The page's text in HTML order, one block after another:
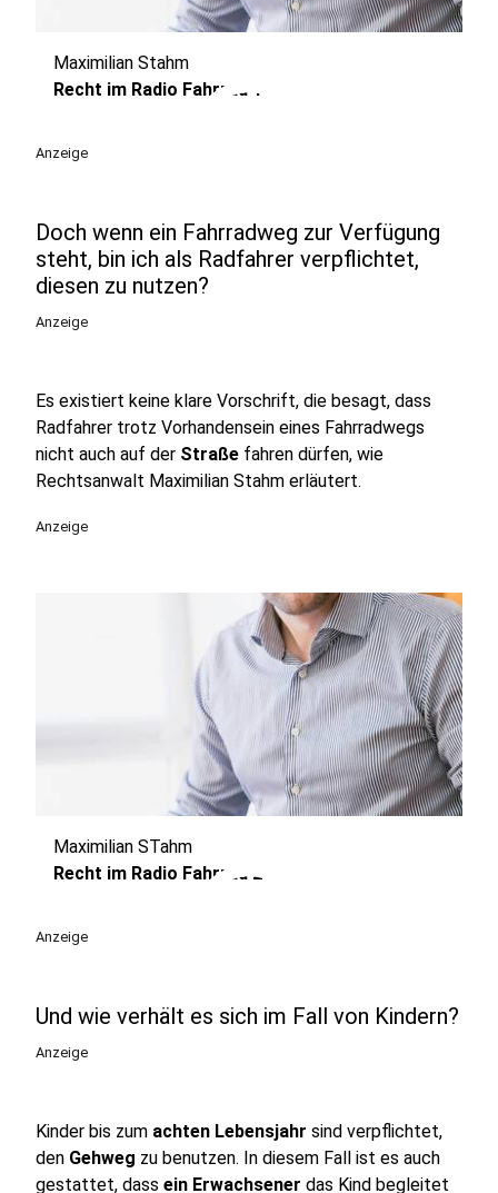
play_circle
Maximilian Stahm
Recht im Radio Fahrrad 1
Anzeige
Doch wenn ein Fahrradweg zur Verfügung
steht, bin ich als Radfahrer verpflichtet,
diesen zu nutzen?
Anzeige
Es existiert keine klare Vorschrift, die besagt, dass
Radfahrer trotz Vorhandensein eines Fahrradwegs
nicht auch auf der Straße fahren dürfen, wie
Rechtsanwalt Maximilian Stahm erläutert.
Anzeige
play_circle
Maximilian STahm
Recht im Radio Fahrrad 2
Anzeige
Und wie verhält es sich im Fall von Kindern?
Anzeige
Kinder bis zum achten Lebensjahr sind verpflichtet,
den Gehweg zu benutzen. In diesem Fall ist es auch
gestattet, dass ein Erwachsener das Kind begleitet